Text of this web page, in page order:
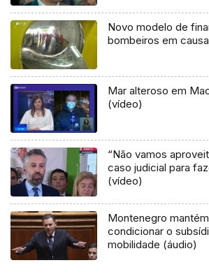
Novo modelo de
bombeiros em
Mar alteroso em
(vídeo)
“Não vamos
caso judicial para
(vídeo)
Montenegro
condicionar o
mobilidade (áudio)